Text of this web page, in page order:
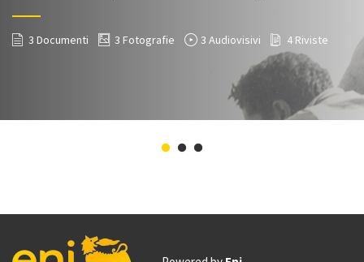
3 Documenti 3 Fotografie 3 Audiovisivi 4 Riviste